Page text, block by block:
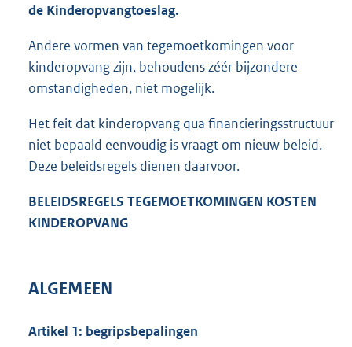
de Kinderopvangtoeslag.
Andere vormen van tegemoetkomingen voor
kinderopvang zijn, behoudens zéér bijzondere
omstandigheden, niet mogelijk.
Het feit dat kinderopvang qua financieringsstructuur
niet bepaald eenvoudig is vraagt om nieuw beleid.
Deze beleidsregels dienen daarvoor.
BELEIDSREGELS TEGEMOETKOMINGEN KOSTEN
KINDEROPVANG
ALGEMEEN
Artikel 1: begripsbepalingen